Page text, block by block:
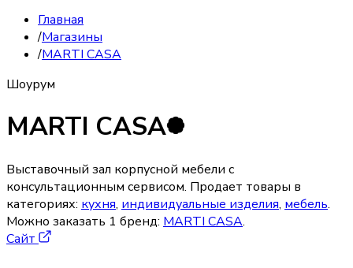
Главная
/Магазины
/MARTI CASA
Шоурум
MARTI CASA
Выставочный зал корпусной мебели с
консультационным сервисом. Продает товары в
категориях: кухня, индивидуальные изделия, мебель.
Можно заказать 1 бренд: MARTI CASA.
Сайт